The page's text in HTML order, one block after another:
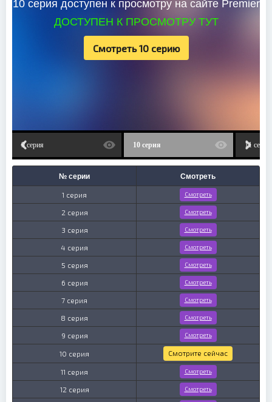
10 серия доступен к просмотру на сайте Premier
ДОСТУПЕН К ПРОСМОТРУ ТУТ
Смотреть 10 серию
9 серия 10 серия 11 серия
№ серии Смотреть
1 серия Смотреть
2 серия Смотреть
3 серия Смотреть
4 серия Смотреть
5 серия Смотреть
6 серия Смотреть
7 серия Смотреть
8 серия Смотреть
9 серия Смотреть
10 серия Смотрите сейчас
11 серия Смотреть
12 серия Смотреть